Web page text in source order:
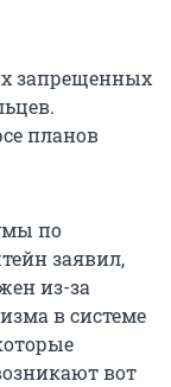
запрещенных
планов
по
заявил,
из-за
в системе
вот